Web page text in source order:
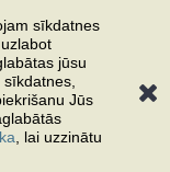
sīkdatnes
jūsu
Jūs
, lai uzzinātu